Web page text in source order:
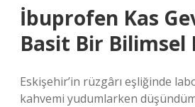
İbuprofen Kas
Basit Bir Bilimsel
Eskişehir’in rüzgârı eşliğinde
kahvemi yudumlarken